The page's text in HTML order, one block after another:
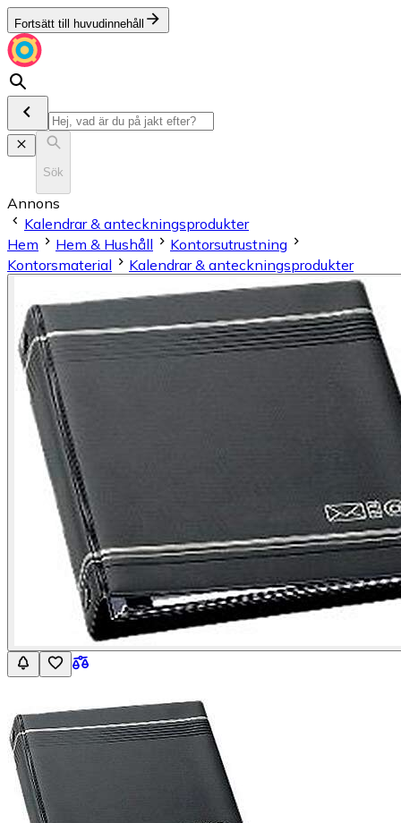
Fortsätt till huvudinnehåll
Sök
Annons
Kalendrar & anteckningsprodukter
Hem
Hem & Hushåll
Kontorsutrustning
Kontorsmaterial
Kalendrar & anteckningsprodukter